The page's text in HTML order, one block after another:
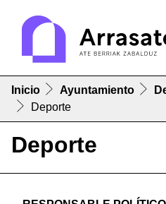
Inicio Ayuntamiento
Deporte
Deporte